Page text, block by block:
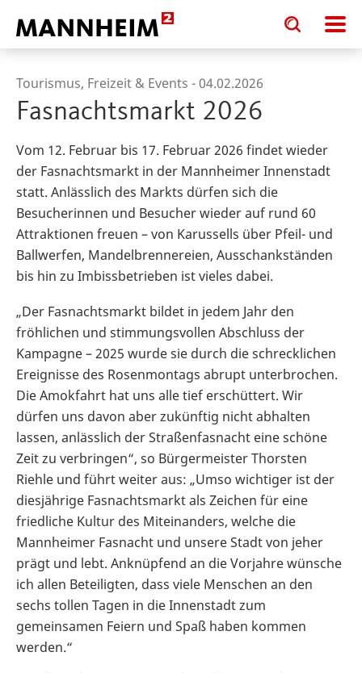
Toggle
search
input
Toggle
search
input
Tourismus, Freizeit & Events -04.02.2026
Fasnachtsmarkt 2026
Vom 12. Februar bis 17. Februar 2026 findet wieder
der Fasnachtsmarkt in der Mannheimer Innenstadt
statt. Anlässlich des Markts dürfen sich die
Besucherinnen und Besucher wieder auf rund 60
Attraktionen freuen – von Karussells über Pfeil- und
Ballwerfen, Mandelbrennereien, Ausschankständen
bis hin zu Imbissbetrieben ist vieles dabei.
„Der Fasnachtsmarkt bildet in jedem Jahr den
fröhlichen und stimmungsvollen Abschluss der
Kampagne – 2025 wurde sie durch die schrecklichen
Ereignisse des Rosenmontags abrupt unterbrochen.
Die Amokfahrt hat uns alle tief erschüttert. Wir
dürfen uns davon aber zukünftig nicht abhalten
lassen, anlässlich der Straßenfasnacht eine schöne
Zeit zu verbringen“, so Bürgermeister Thorsten
Riehle und führt weiter aus: „Umso wichtiger ist der
diesjährige Fasnachtsmarkt als Zeichen für eine
friedliche Kultur des Miteinanders, welche die
Mannheimer Fasnacht und unsere Stadt von jeher
prägt und lebt. Anknüpfend an die Vorjahre wünsche
ich allen Beteiligten, dass viele Menschen an den
sechs tollen Tagen in die Innenstadt zum
gemeinsamen Feiern und Spaß haben kommen
werden.“